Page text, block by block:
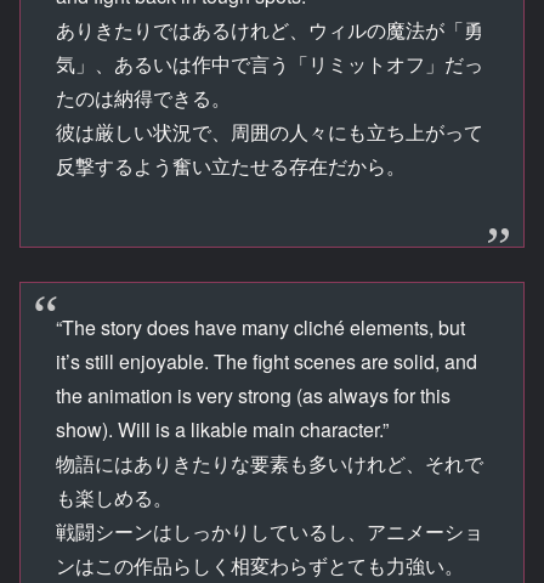
ありきたりではあるけれど、ウィルの魔法が「勇
気」、あるいは作中で言う「リミットオフ」だっ
たのは納得できる。
彼は厳しい状況で、周囲の人々にも立ち上がって
反撃するよう奮い立たせる存在だから。
“The story does have many cliché elements, but
it’s still enjoyable. The fight scenes are solid, and
the animation is very strong (as always for this
show). Will is a likable main character.”
物語にはありきたりな要素も多いけれど、それで
も楽しめる。
戦闘シーンはしっかりしているし、アニメーショ
ンはこの作品らしく相変わらずとても力強い。